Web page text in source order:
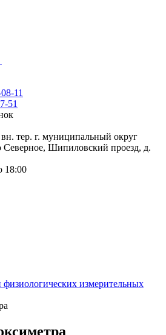
11
51
тер. г. муниципальный округ
Северное, Шипиловский проезд, д.
18:00
измерительных